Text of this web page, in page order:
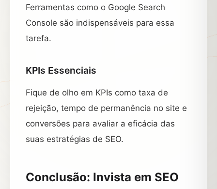
Ferramentas como o Google Search
Console são indispensáveis para essa
tarefa.
KPIs Essenciais
Fique de olho em KPIs como taxa de
rejeição, tempo de permanência no site e
conversões para avaliar a eficácia das
suas estratégias de SEO.
Conclusão: Invista em SEO